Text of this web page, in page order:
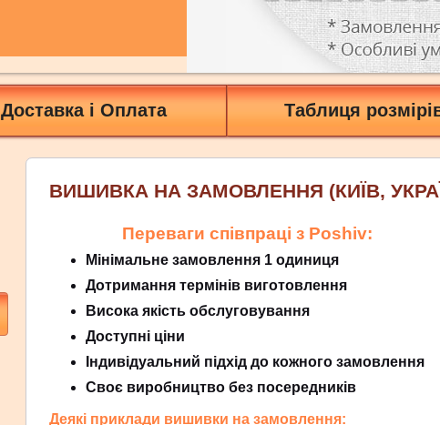
Доставка і Оплата Таблиця
ВИШИВКА НА ЗАМОВЛЕННЯ (КИЇВ,
Переваги співпраці з Poshiv:
Мінімальне замовлення 1 одиниця
Дотримання термінів виготовлення
Висока якість обслуговування
Доступні ціни
Індивідуальний підхід до кожного замовлення
Своє виробництво без посередників
Деякі приклади вишивки на замовлення: